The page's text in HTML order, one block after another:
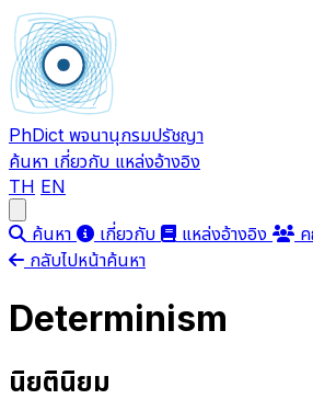
PhDict พจนานุกรมปรัชญา
ค้นหา เกี่ยวกับ แหล่งอ้างอิง
TH EN
ค้นหา เกี่ยวกับ แหล่งอ้างอิง
กลับไปหน้าค้นหา
Determinism
นิยตินิยม